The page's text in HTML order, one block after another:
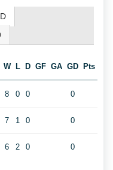
W L D GF GA GD Pts
8 0 0 0
7 1 0 0
6 2 0 0